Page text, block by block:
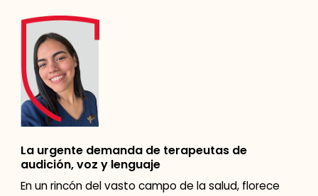
La urgente demanda de terapeutas de
audición, voz y lenguaje
En un rincón del vasto campo de la salud, florece